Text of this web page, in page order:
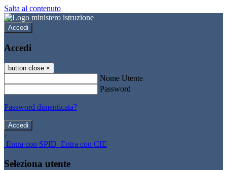
Salta al contenuto
Accedi
Accedi
button close ×
Nome Utente
Password
Password dimenticata?
-
Entra con SPID Entra con CIE
Seleziona utente